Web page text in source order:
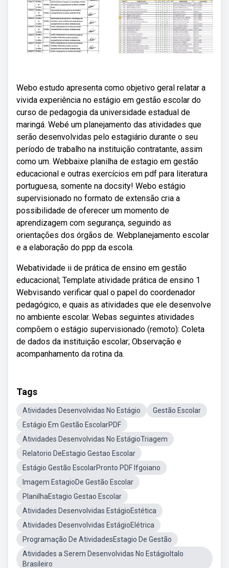
Webo estudo apresenta como objetivo geral relatar a
vivida experiência no estágio em gestão escolar do
curso de pedagogia da universidade estadual de
maringá. Webé um planejamento das atividades que
serão desenvolvidas pelo estagiário durante o seu
período de trabalho na instituição contratante, assim
como um. Webbaixe planilha de estagio em gestão
educacional e outras exercícios em pdf para literatura
portuguesa, somente na docsity! Webo estágio
supervisionado no formato de extensão cria a
possibilidade de oferecer um momento de
aprendizagem com segurança, seguindo as
orientações dos órgãos de. Webplanejamento escolar
e a elaboração do ppp da escola.
Webatividade ii de prática de ensino em gestão
educacional; Template atividade prática de ensino 1
Webvisando verificar qual o papel do coordenador
pedagógico, e quais as atividades que ele desenvolve
no ambiente escolar. Webas seguintes atividades
compõem o estágio supervisionado (remoto): Coleta
de dados da instituição escolar; Observação e
acompanhamento da rotina da.
Tags
Atividades Desenvolvidas No Estágio
Gestão Escolar
Estágio Em Gestão EscolarPDF
Atividades Desenvolvidas No EstágioTriagem
Relatorio DeEstagio Gestao Escolar
Estágio Gestão EscolarPronto PDF Ifgoiano
Imagem EstagioDe Gestão Escolar
PlanilhaEstagio Gestao Escolar
Atividades Desenvolvidas EstágioEstética
Atividades Desenvolvidas EstágioElétrica
Programação De AtividadesEstagio De Gestão
Atividades a Serem Desenvolvidas No EstágioItalo
Brasileiro